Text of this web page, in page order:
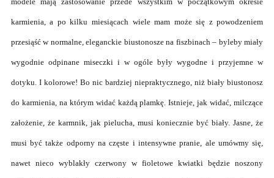
karmienia, a po kilku miesiącach wiele mam może się z powodzeniem
przesiąść w normalne, eleganckie biustonosze na fiszbinach – byleby miały
wygodnie odpinane miseczki i w ogóle były wygodne i przyjemne w
dotyku. I kolorowe! Bo nic bardziej niepraktycznego, niż biały biustonosz
do karmienia, na którym widać każdą plamkę. Istnieje, jak widać, milczące
założenie, że karmnik, jak pielucha, musi koniecznie być biały. Jasne, że
musi być także odporny na częste i intensywne pranie, ale umówmy się,
nawet nieco wyblakły czerwony w fioletowe kwiatki będzie noszony